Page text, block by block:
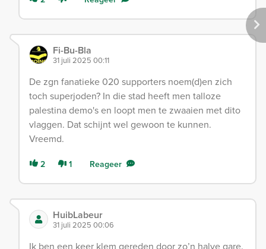
Fi-Bu-Bla
31 juli 2025 00:11
De zgn fanatieke 020 supporters noem(d)en zich
toch superjoden? In die stad heeft men talloze
palestina demo's en loopt men te zwaaien met dito
vlaggen. Dat schijnt wel gewoon te kunnen.
Vreemd.
2 1 Reageer
HuibLabeur
31 juli 2025 00:06
Ik ben een keer klem gereden door zo’n halve gare.